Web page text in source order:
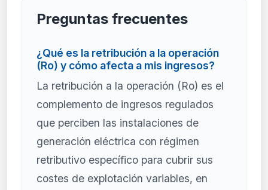
Preguntas frecuentes
¿Qué es la retribución a la operación
(Ro) y cómo afecta a mis ingresos?
La retribución a la operación (Ro) es el
complemento de ingresos regulados
que perciben las instalaciones de
generación eléctrica con régimen
retributivo específico para cubrir sus
costes de explotación variables, en